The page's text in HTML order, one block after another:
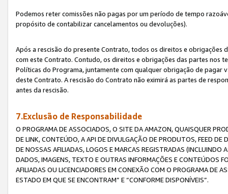
Podemos reter comissões não pagas por um período de tempo
propósito de contabilizar cancelamentos ou devoluções).
Após a rescisão do presente Contrato, todos os direitos e obrigações
com este Contrato. Contudo, os direitos e obrigações das partes nos
Políticas do Programa, juntamente com qualquer obrigação de
deste Contrato. A rescisão do Contrato não eximirá as partes de
antes da rescisão.
7.Exclusão de Responsabilidade
O PROGRAMA DE ASSOCIADOS, O SITE DA AMAZON, QUAISQUER
DE LINK, CONTEÚDO, A API DE DIVULGAÇÃO DE PRODUTOS, FEED
DE NOSSAS AFILIADAS, LOGOS E MARCAS REGISTRADAS
DADOS, IMAGENS, TEXTO E OUTRAS INFORMAÇÕES E CONTEÚDOS
AFILIADAS OU LICENCIADORES EM CONEXÃO COM O PROGRAMA DE
ESTADO EM QUE SE ENCONTRAM” E “CONFORME DISPONÍVEIS”.